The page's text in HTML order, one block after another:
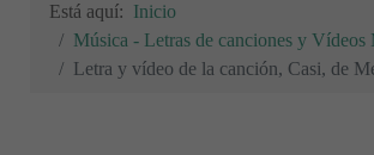
Está aquí: Inicio
Música - Letras de canciones y Vídeos
Letra y vídeo de la canción, Casi, de